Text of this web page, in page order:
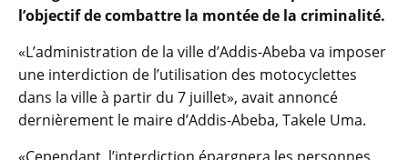
l’objectif de combattre la montée de la criminalité.
«L’administration de la ville d’Addis-Abeba va imposer
une interdiction de l’utilisation des motocyclettes
dans la ville à partir du 7 juillet», avait annoncé
dernièrement le maire d’Addis-Abeba, Takele Uma.